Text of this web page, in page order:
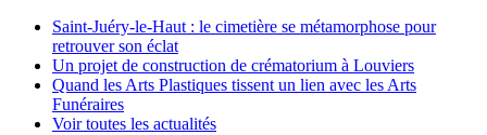
Saint-Juéry-le-Haut : le cimetière se métamorphose pour
retrouver son éclat
Un projet de construction de crématorium à Louviers
Quand les Arts Plastiques tissent un lien avec les Arts
Funéraires
Voir toutes les actualités